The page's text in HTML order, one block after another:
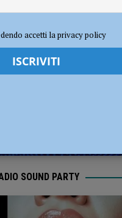
nella provincia di Piacenza”
a Piacenza
SOUND PARTY
accetti la privacy policy